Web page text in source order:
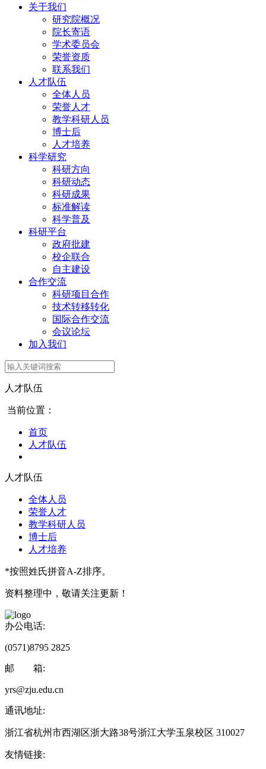
关于我们
研究院概况
院长寄语
学术委员会
荣誉资质
联系我们
人才队伍
全体人员
荣誉人才
教学科研人员
博士后
人才培养
科学研究
科研方向
科研动态
科研成果
标准解读
科学普及
科研平台
政府批建
校企联合
自主建设
合作交流
科研项目合作
技术转移转化
国际合作交流
会议论坛
加入我们
人才队伍
当前位置：
首页
人才队伍
人才队伍
全体人员
荣誉人才
教学科研人员
博士后
人才培养
*按照姓氏拼音A-Z排序。
资料整理中，敬请关注更新！
办公电话:
(0571)8795 2825
邮 箱:
yrs@zju.edu.cn
通讯地址:
浙江省杭州市西湖区浙大路38号浙江大学玉泉校区 310027
友情链接: